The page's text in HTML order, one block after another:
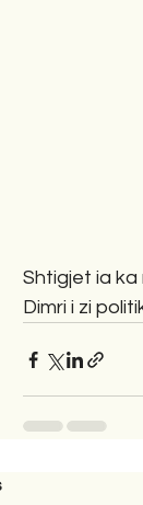
Shtigjet ia ka
Dimri i zi